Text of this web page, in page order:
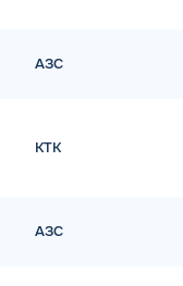
АЗС
КТК
АЗС